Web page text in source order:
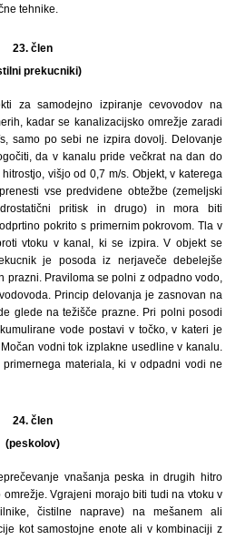
tehnike.
23. člen
prekucniki)
za samodejno izpiranje cevovodov na
kadar se kanalizacijsko omrežje zaradi
samo po sebi ne izpira dovolj. Delovanje
da v kanalu pride večkrat na dan do
višjo od 0,7 m/s. Objekt, v katerega
vse predvidene obtežbe (zemeljski
pritisk in drugo) in mora biti
pokrito s primernim pokrovom. Tla v
vtoku v kanal, ki se izpira. V objekt se
je posoda iz nerjaveče debelejše
prazni. Praviloma se polni z odpadno vodo,
Princip delovanja je zasnovan na
glede na težišče prazne. Pri polni posodi
vode postavi v točko, v kateri je
vodni tok izplakne usedline v kanalu.
materiala, ki v odpadni vodi ne
24. člen
(peskolov)
vnašanja peska in drugih hitro
Vgrajeni morajo biti tudi na vtoku v
čistilne naprave) na mešanem ali
kot samostojne enote ali v kombinaciji z